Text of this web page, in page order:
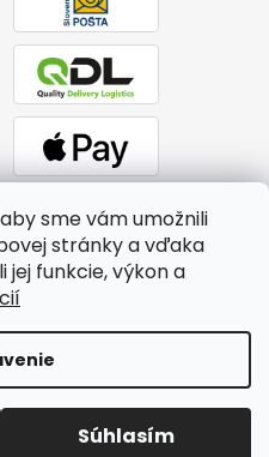
sme vám umožnili
stránky a vďaka
jej funkcie, výkon a
Súhlasím
práva vyhradené.Upraviť
cookies